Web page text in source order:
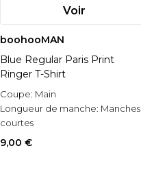
Voir
boohooMAN
Blue Regular Paris Print
Ringer T-Shirt
Coupe: Main
Longueur de manche: Manches
courtes
Style: T-shirt imprimé
9,00 €